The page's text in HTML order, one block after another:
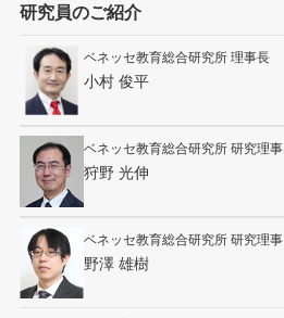
研究員のご紹介
ベネッセ教育総合研究所 理事長
小村 俊平
ベネッセ教育総合研究所 研究理事
狩野 光伸
ベネッセ教育総合研究所 研究理事
野澤 雄樹